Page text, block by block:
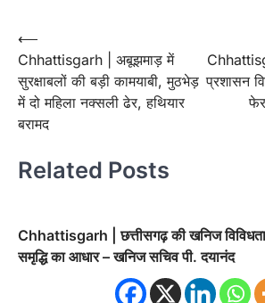
Post
navigation
⟵
Chhattisgarh | अबूझमाड़ में
सुरक्षाबलों की बड़ी कामयाबी, मुठभेड़
में दो महिला नक्सली ढेर, हथियार
बरामद
प्रशासन
Related Posts
Chhattisgarh | छत्तीसगढ़ की खनिज
समृद्धि का आधार – खनिज सचिव पी. दयानंद